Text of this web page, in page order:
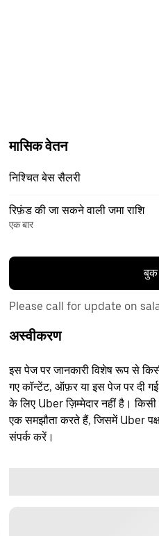
मासिक वेतन
निश्चित बेस सैलरी
रिफ़ंड की जा सकने वाली जमा राशि
एक बार
बुक
Please call for update on
अस्वीकरण
इस पेज पर जानकारी विशेष रूप से किसी
गए कॉन्टेंट, ऑफ़र या इस पेज पर दी गई
के लिए Uber ज़िम्मेदार नहीं है।
एक समझौता करते हैं, जिसमें Uber
संपर्क करें।